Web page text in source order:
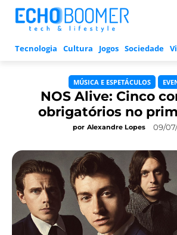
Tecnologia Cultura Jogos Sociedade
MÚSICA E ESPETÁCULOS
NOS Alive: Cinco
obrigatórios no
por Alexandre Lopes 09/